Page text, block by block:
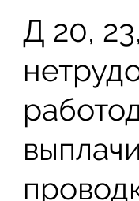
Д 20,